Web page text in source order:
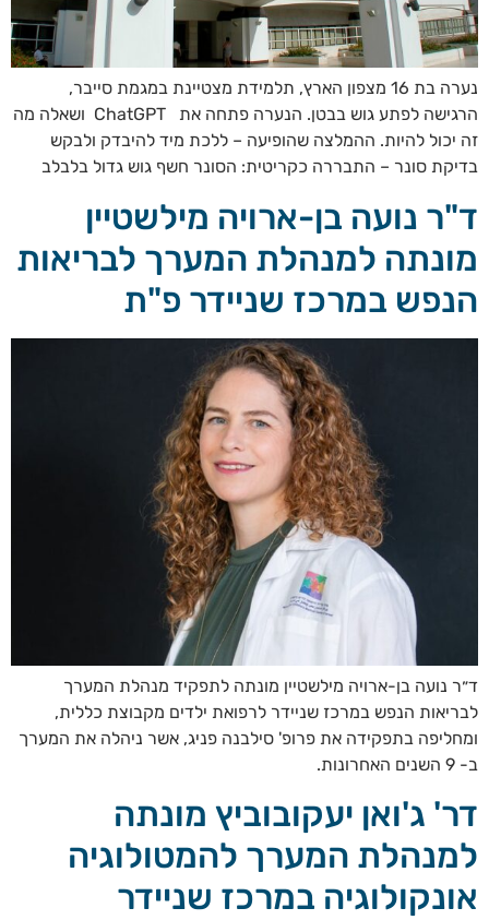
נערה בת 16 מצפון הארץ, תלמידת מצטיינת במגמת סייבר,
הרגישה לפתע גוש בבטן. הנערה פתחה את ChatGPT ושאלה מה
זה יכול להיות. ההמלצה שהופיעה – ללכת מיד להיבדק ולבקש
בדיקת סונר – התבררה כקריטית: הסונר חשף גוש גדול בלבלב
ד"ר נועה בן-ארויה מילשטיין
מונתה למנהלת המערך לבריאות
הנפש במרכז שניידר פ"ת
ד״ר נועה בן-ארויה מילשטיין מונתה לתפקיד מנהלת המערך
לבריאות הנפש במרכז שניידר לרפואת ילדים מקבוצת כללית,
ומחליפה בתפקידה את פרופ' סילבנה פניג, אשר ניהלה את המערך
ב- 9 השנים האחרונות.
דר' ג'ואן יעקובוביץ מונתה
למנהלת המערך להמטולוגיה
אונקולוגיה במרכז שניידר